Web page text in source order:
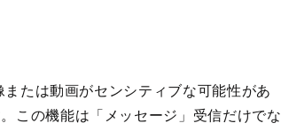
たは動画がセンシティブな可能性があ
この機能は「メッセージ」受信だけでな